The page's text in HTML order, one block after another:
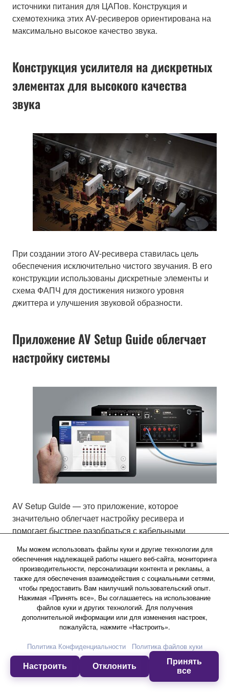
источники питания для ЦАПов. Конструкция и
схемотехника этих AV-ресиверов ориентирована на
максимально высокое качество звука.
Конструкция усилителя на дискретных
элементах для высокого качества
звука
При создании этого AV-ресивера ставилась цель
обеспечения исключительно чистого звучания. В его
конструкции использованы дискретные элементы и
схема ФАПЧ для достижения низкого уровня
джиттера и улучшения звуковой образности.
Приложение AV Setup Guide облегчает
настройку системы
AV Setup Guide — это приложение, которое
значительно облегчает настройку ресивера и
помогает быстрее разобраться с кабельными
сигнала. Вам даются подсказки по различным
аспектам настройки: подключение АС, телевизора и
источников сигнала, назначение усилителя
мощности. Пояснительные иллюстрации, в которых
фигурирует ваш AV-ресивер, помогают понять, как
подключаются те или иные устройства системы.
Помощь предлагается на нескольких языках.
Приложение предназначено для планшетов на
платформе iOS или Android.
Мы можем использовать файлы куки и другие технологии для
обеспечения надлежащей работы нашего веб-сайта, мониторинга
производительности, персонализации контента и рекламы, а
также для обеспечения взаимодействия с социальными сетями,
чтобы предоставить Вам наилучший пользовательский опыт.
Нажимая «Принять все», Вы соглашаетесь на использование
файлов куки и других технологий. Для получения
дополнительной информации или для изменения настроек,
пожалуйста, нажмите «Настроить».
Политика Конфиденциальности
Политика файлов куки
Настроить Отклонить
Принять
все